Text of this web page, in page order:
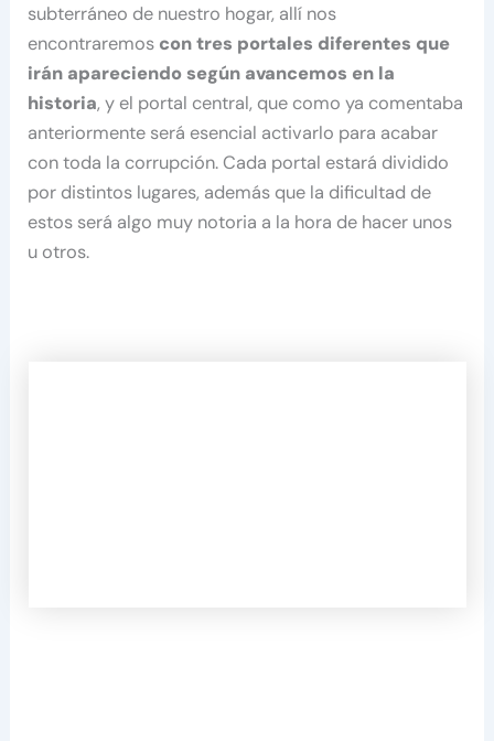
subterráneo de nuestro hogar, allí nos
encontraremos con tres portales diferentes que
irán apareciendo según avancemos en la
historia, y el portal central, que como ya comentaba
anteriormente será esencial activarlo para acabar
con toda la corrupción. Cada portal estará dividido
por distintos lugares, además que la dificultad de
estos será algo muy notoria a la hora de hacer unos
u otros.